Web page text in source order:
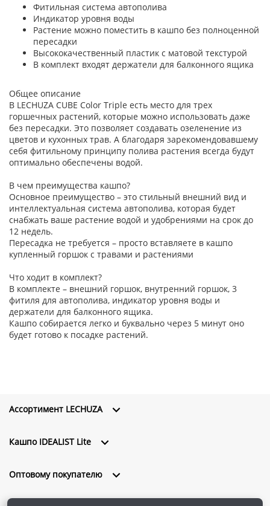
Фитильная система автополива
Индикатор уровня воды
Растение можно поместить в кашпо без полноценной
пересадки
Высококачественный пластик с матовой текстурой
В комплект входят держатели для балконного ящика
Общее описание
В LECHUZA CUBE Color Triple есть место для трех
горшечных растений, которые можно использовать даже
без пересадки. Это позволяет создавать озеленение из
цветов и кухонных трав. А благодаря зарекомендовавшему
себя фитильному принципу полива растения всегда будут
оптимально обеспечены водой.
В чем преимущества кашпо?
Основное преимущество – это стильный внешний вид и
интеллектуальная система автополива, которая будет
снабжать ваше растение водой и удобрениями на срок до
12 недель.
Пересадка не требуется – просто вставляете в кашпо
купленный горшок с травами и растениями
Что ходит в комплект?
В комплекте – внешний горшок, внутренний горшок, 3
фитиля для автополива, индикатор уровня воды и
держатели для балконного ящика.
Кашпо собирается легко и буквально через 5 минут оно
будет готово к посадке растений.
Ассортимент LECHUZA
Кашпо IDEALIST Lite
Оптовому покупателю